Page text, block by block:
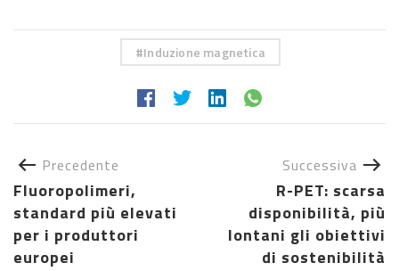
Induzione magnetica
Precedente
Fluoropolimeri,
standard più elevati
per i produttori
europei
Successiva
R-PET: scarsa
disponibilità, più
lontani gli obiettivi
di sostenibilità